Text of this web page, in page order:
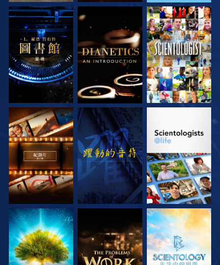
探索系列節目 探索系列節目 觀看
探索系列節目 觀看 探索系列節目
探索系列節目 探索系列節目 探索系列節目